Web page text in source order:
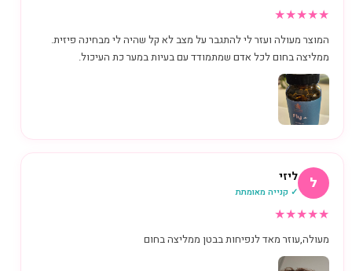
★
★
★
★
★
המוצר מעולה ועזר לי להתגבר על מצב לא קל שהיה לי מבחינה פיזית.
ממליצה בחום לכל אדם שמתמודד עם בעיות במער כת העיכול.
ל ליזי
✓ קנייה מאומתת
★
★
★
★
★
מעולה,עוזר מאד לנפיחות בבטן ממליצה בחום